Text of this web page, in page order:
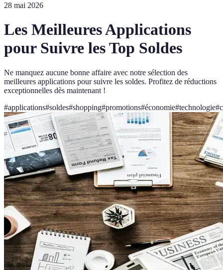
28 mai 2026
Les Meilleures Applications
pour Suivre les Top Soldes
Ne manquez aucune bonne affaire avec notre sélection des
meilleures applications pour suivre les soldes. Profitez de réductions
exceptionnelles dès maintenant !
#applications#soldes#shopping#promotions#économie#technologie#